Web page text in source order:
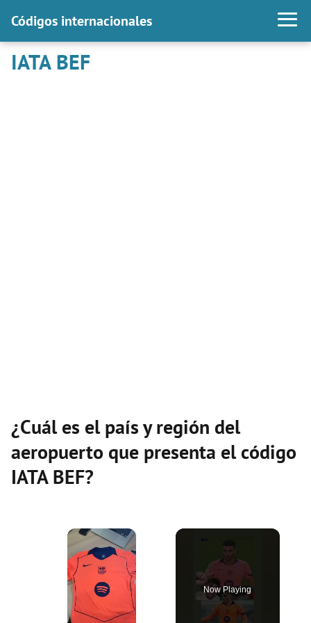
Códigos internacionales
IATA BEF
¿Cuál es el país y región del
aeropuerto que presenta el código
IATA BEF?
×
Now Playing